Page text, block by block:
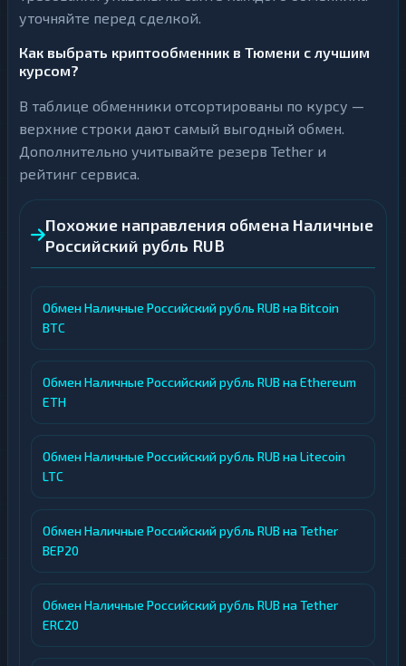
уточняйте перед сделкой.
Как выбрать криптообменник в Тюмени с лучшим
курсом?
В таблице обменники отсортированы по курсу —
верхние строки дают самый выгодный обмен.
Дополнительно учитывайте резерв Tether и
рейтинг сервиса.
Похожие направления обмена Наличные
Российский рубль RUB
Обмен Наличные Российский рубль RUB на Bitcoin
BTC
Обмен Наличные Российский рубль RUB на Ethereum
ETH
Обмен Наличные Российский рубль RUB на Litecoin
LTC
Обмен Наличные Российский рубль RUB на Tether
BEP20
Обмен Наличные Российский рубль RUB на Tether
ERC20